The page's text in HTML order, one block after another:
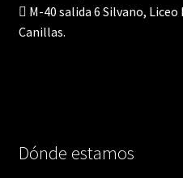
M-40 salida 6 Silvano,
Canillas.
Dónde estamos